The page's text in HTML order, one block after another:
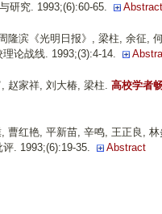
研究. 1993;(6):60-65. Abstract
隆滨《光明日报》, 梁柱, 余征,
理论战线. 1993;(3):4-14.
赵家祥, 刘大椿, 梁柱. 高校学者
曹红艳, 平新苗, 辛鸣, 王正良,
. 1993;(6):19-35. Abstract